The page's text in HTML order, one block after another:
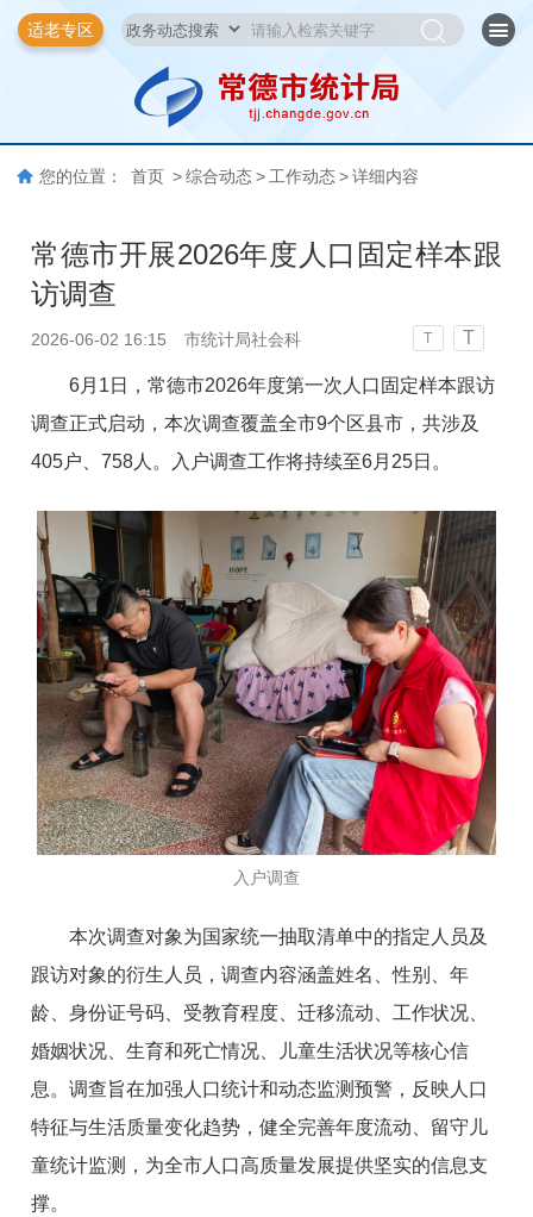
适老专区
您的位置： 首页 > 综合动态 > 工作动态 > 详细内容
常德市开展2026年度人口固定样本跟
访调查
2026-06-02 16:15 市统计局社会科 T T
6月1日，常德市2026年度第一次人口固定样本跟访
调查正式启动，本次调查覆盖全市9个区县市，共涉及
405户、758人。入户调查工作将持续至6月25日。
入户调查
本次调查对象为国家统一抽取清单中的指定人员及
跟访对象的衍生人员，调查内容涵盖姓名、性别、年
龄、身份证号码、受教育程度、迁移流动、工作状况、
婚姻状况、生育和死亡情况、儿童生活状况等核心信
息。调查旨在加强人口统计和动态监测预警，反映人口
特征与生活质量变化趋势，健全完善年度流动、留守儿
童统计监测，为全市人口高质量发展提供坚实的信息支
撑。